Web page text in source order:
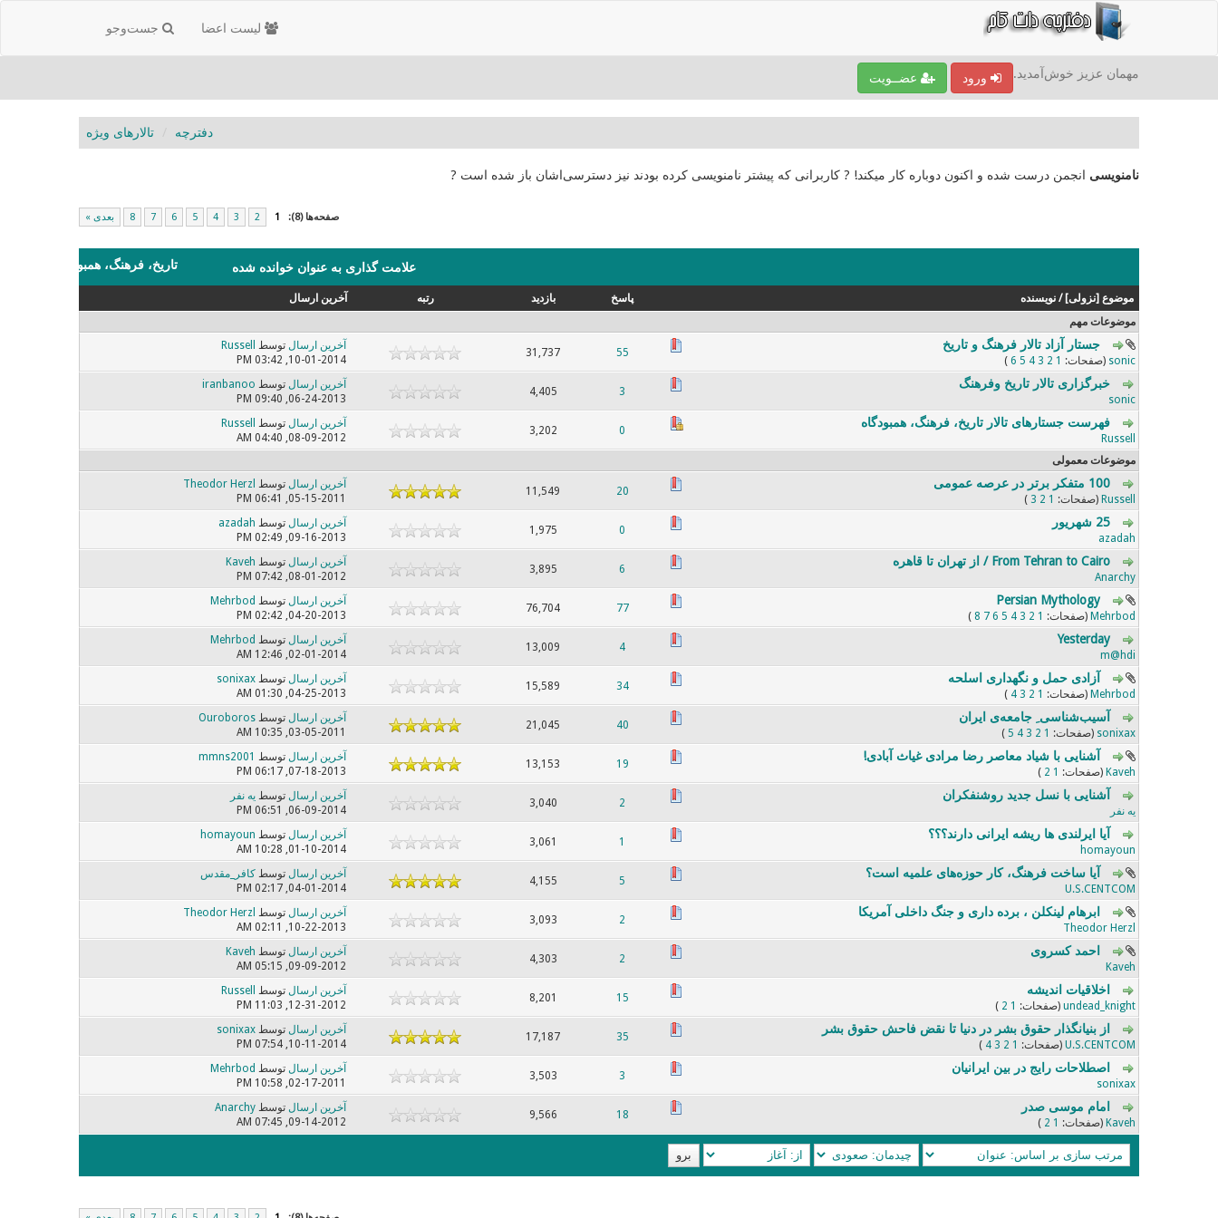
جست‌و‌جو لیست اعضا
ورود عضــویت مهمان عزیز خوش‌آمدید.
دفترچه تالارهای ویژه
نامنویسی انجمن درست شده و اکنون دوباره کار میکند! ? کاربرانی که پیشتر نامنویسی کرده بودند نیز دسترسی‌اشان باز شده است ?
صفحه‌ها (8): 1
2
3
4
5
6
7
8 بعدی »
تاریخ، فرهنگ، همبود علامت گذاری به عنوان خوانده شده
موضوع [نزولی]
/ نویسنده پاسخ بازدید رتبه
آخرین ارسال
موضوعات مهم
جستار آزاد تالار فرهنگ و تاریخ
sonic (صفحات: 1
2
3
4
5
6
)
55
31,737
آخرین ارسال توسط
Russell
10-01-2014, 03:42 PM
خبرگزاری تالار تاریخ وفرهنگ
sonic
3
4,405
آخرین ارسال توسط iranbanoo
06-24-2013, 09:40 PM
فهرست جستارهای تالار تاریخ، فرهنگ، همبودگاه
Russell
0
3,202 0 رای - 0 از میانگین 5 رای 345 آخرین ارسال توسط
Russell
08-09-2012, 04:40 AM
موضوعات معمولی
100 متفکر برتر در عرصه عمومی
Russell (صفحات: 1
2
3
)
20
11,549 1 رای - 5 از میانگین 5 رای آخرین ارسال توسط
Theodor Herzl
05-15-2011, 06:41 PM
25 شهریور
azadah
0
1,975
آخرین ارسال توسط azadah
09-16-2013, 02:49 PM
From Tehran to Cairo / از تهران تا قاهره
Anarchy
6
3,895 0 رای - 0 از میانگین 5 رای آخرین ارسال توسط Kaveh
08-01-2012, 07:42 PM
Persian Mythology
Mehrbod (صفحات: 1
2
3
4
5
6
7
8
)
77
76,704
آخرین ارسال توسط Mehrbod
04-20-2013, 02:42 PM
Yesterday
m@hdi
4
13,009
آخرین ارسال توسط Mehrbod
02-01-2014, 12:46 AM
آزادی حمل و نگهداری اسلحه
Mehrbod (صفحات: 1
2
3
4
)
34
15,589
آخرین ارسال توسطsonixax
04-25-2013, 01:30 AM
آسیب‌شناسی ِ جامعه‌ی ایران
sonixax (صفحات: 1
2
3
4
5
)
40
21,045
آخرین ارسال توسطOuroboros
03-05-2011, 10:35 AM
آشنایی با شیاد معاصر رضا مرادی غیاث آبادی!
Kaveh (صفحات: 1
2
)
19
13,153 1 رای - 5 از میانگین 5 رای 345 آخرین ارسال توسط
mmns2001
07-18-2013, 06:17 PM
آشنایی با نسل جدید روشنفکران
یه نفر
2
3,040
آخرین ارسال توسطیه نفر
06-09-2014, 06:51 PM
آیا ایرلندی ها ریشه ایرانی دارند؟؟؟
homayoun
1
3,061
آخرین ارسال توسط homayoun
01-10-2014, 10:28 AM
آیا ساخت فرهنگ، کار حوزه‌های علمیه است؟
U.S.CENTCOM
5
4,155 1 رای - 5 از میانگین 5 رای 45 آخرین ارسال توسطکافر_مقدس
04-01-2014, 02:17 PM
ابرهام لینکلن ، برده داری و جنگ داخلی‌ آمریکا
Theodor Herzl
2
3,093 0 رای - 0 از میانگین 5 رای 2345 آخرین ارسال توسط
Theodor Herzl
10-22-2013, 02:11 AM
احمد کسروی
Kaveh
2
4,303
آخرین ارسال توسط Kaveh
09-09-2012, 05:15 AM
اخلاقیات اندیشه
undead_knight (صفحات: 1
2
)
15
8,201
آخرین ارسال توسط
Russell
12-31-2012, 11:03 PM
از بنیانگذار حقوق بشر در دنیا تا نقض فاحش حقوق بشر
U.S.CENTCOM (صفحات: 1
2
3
4
)
35
17,187 1 رای - 5 از میانگین 5 رای 12345 آخرین ارسال توسطsonixax
10-11-2014, 07:54 PM
اصطلاحات رایج در بین ایرانیان
sonixax
3
3,503
آخرین ارسال توسط Mehrbod
02-17-2011, 10:58 PM
امام موسی صدر
Kaveh (صفحات: 1
2
)
18
9,566
آخرین ارسال توسطAnarchy
09-14-2012, 07:45 AM